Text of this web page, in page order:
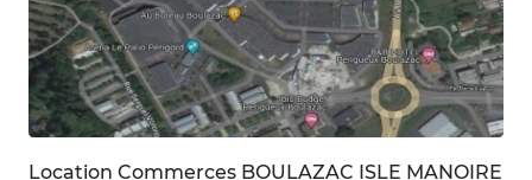
Location Commerces BOULAZAC ISLE MANOIRE